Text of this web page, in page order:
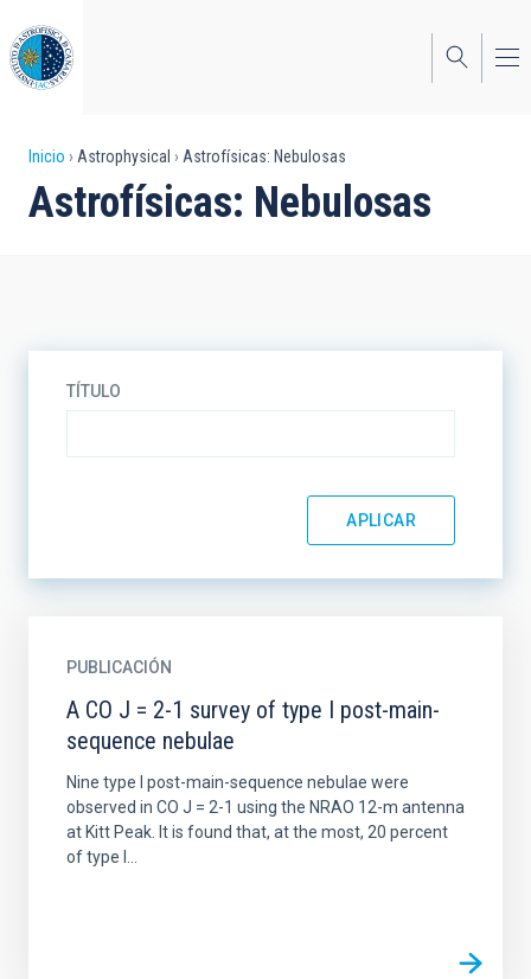
al
contenido
principal
Sobrescribir
enlaces
navegación
Inicio Astrophysical Astrofísicas: Nebulosas
Astrofísicas: Nebulosas
TÍTULO
PUBLICACIÓN
A CO J = 2-1 survey of type I post-main-
sequence nebulae
Nine type I post-main-sequence nebulae were
observed in CO J = 2-1 using the NRAO 12-m antenna
at Kitt Peak. It is found that, at the most, 20 percent
of type I...